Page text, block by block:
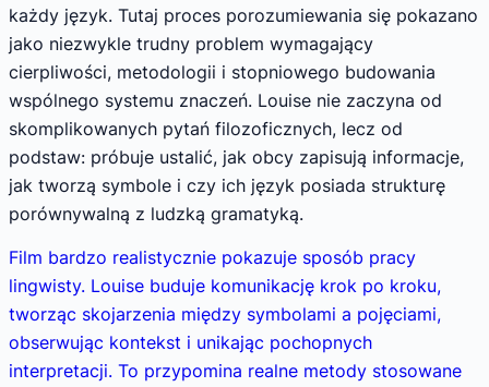
każdy język. Tutaj proces porozumiewania się pokazano
jako niezwykle trudny problem wymagający
cierpliwości, metodologii i stopniowego budowania
wspólnego systemu znaczeń. Louise nie zaczyna od
skomplikowanych pytań filozoficznych, lecz od
podstaw: próbuje ustalić, jak obcy zapisują informacje,
jak tworzą symbole i czy ich język posiada strukturę
porównywalną z ludzką gramatyką.
Film bardzo realistycznie pokazuje sposób pracy
lingwisty. Louise buduje komunikację krok po kroku,
tworząc skojarzenia między symbolami a pojęciami,
obserwując kontekst i unikając pochopnych
interpretacji. To przypomina realne metody stosowane